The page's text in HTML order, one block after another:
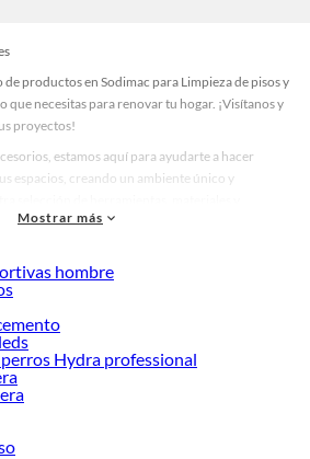
productos en Sodimac para Limpieza de pisos y
necesitas para renovar tu hogar. ¡Visítanos y
proyectos!
estamos aquí para ayudarte a hacer
espacios, creando un ambiente único y
a crear un espacio más tú.
de decoración, estamos aquí para hacer
encuentra todo lo que tenemos para ofrecerte en
de Limpieza de pisos y superficies en
de calidad para tus proyectos y
y descubre todo lo que tenemos para
de productos de Limpieza de pisos y superficies
Mostrar más
hombre
Hydra professional